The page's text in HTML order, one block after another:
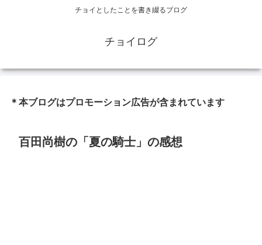
チョイとしたことを書き綴るブログ
チョイログ
＊本ブログはプロモーション広告が含まれています
百田尚樹の「夏の騎士」の感想